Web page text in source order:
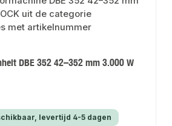
DBE 352 42–352 mm 3.000 W
levertijd 4-5 dagen